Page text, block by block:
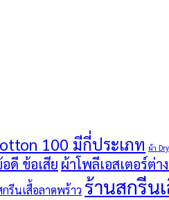
100 มีกี่ประเภท ผ้า
ดี ข้อเสีย ผ้าโพลีเอสเตอร์ต่า
รีนเสื้อลาดพร้าว ร้านสกรีน